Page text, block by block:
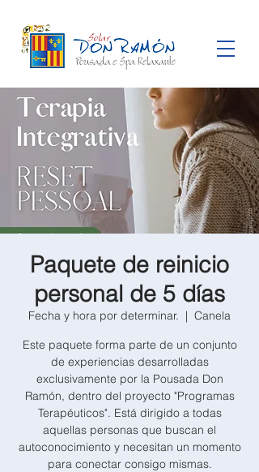
Paquete de reinicio
personal de 5 días
Fecha y hora por determinar.
  |
Canela
Este paquete forma parte de un conjunto
de experiencias desarrolladas
exclusivamente por la Pousada Don
Ramón, dentro del proyecto "Programas
Terapéuticos". Está dirigido a todas
aquellas personas que buscan el
autoconocimiento y necesitan un momento
para conectar consigo mismas.